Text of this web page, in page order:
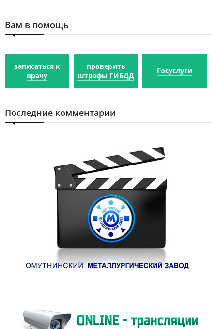
Вам в помощь
записаться к
врачу
проверить
штрафы ГИБДД
Госуслуги
Последние комментарии